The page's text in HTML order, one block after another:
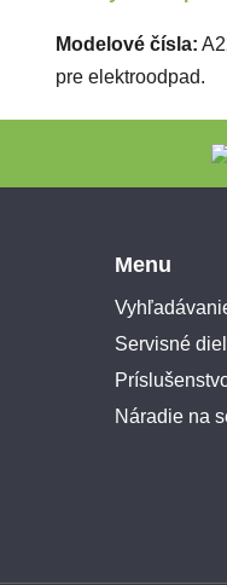
Modelové čísla:
pre elektroodpad.
Menu
Servisné
Náradie na